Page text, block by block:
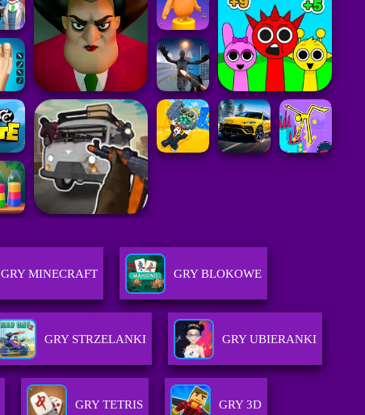
GRY MINECRAFT GRY BLOKOWE
GRY STRZELANKI GRY UBIERANKI
GRY TETRIS GRY 3D